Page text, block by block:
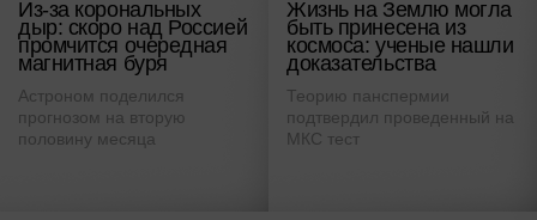
Из-за корональных
дыр: скоро над Россией
промчится очередная
магнитная буря
Астроном поделился
прогнозом на вторую
половину месяца
Жизнь на Землю могла
быть принесена из
космоса: ученые нашли
доказательства
Теорию панспермии
подтвердил проведенный на
МКС тест